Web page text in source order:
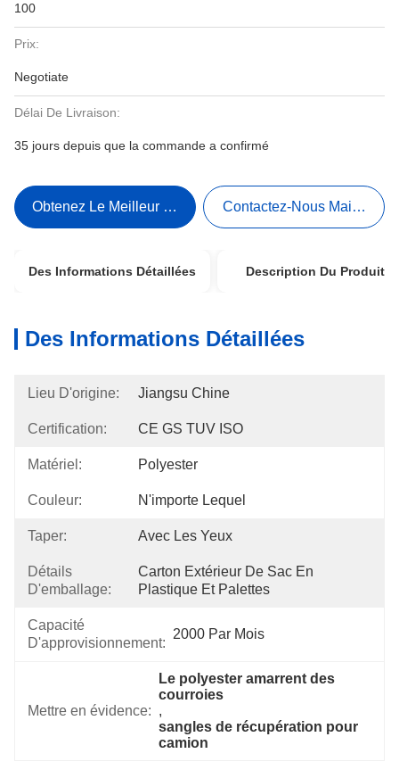
100
Prix:
Negotiate
Délai De Livraison:
35 jours depuis que la commande a confirmé
Obtenez Le Meilleur Prix Contactez-Nous Maintenant
Des Informations Détaillées Description Du Produit
Des Informations Détaillées
Lieu D'origine: Jiangsu Chine
Certification: CE GS TUV ISO
Matériel: Polyester
Couleur: N'importe Lequel
Taper: Avec Les Yeux
Détails
D'emballage:
Carton Extérieur De Sac En
Plastique Et Palettes
Capacité
D'approvisionnement:
2000 Par Mois
Mettre en évidence:
Le polyester amarrent des
courroies
,
sangles de récupération pour
camion